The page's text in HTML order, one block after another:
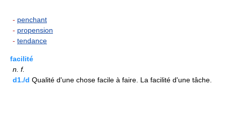
- penchant
- propension
- tendance
facilité
n. f.
d1./d Qualité d'une chose facile à faire. La facilité d'une tâche.